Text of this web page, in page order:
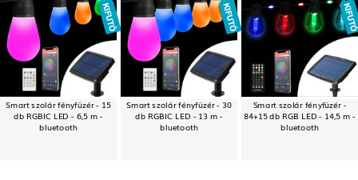
Smart szolár fényfüzér - 15
db RGBIC LED - 6,5 m -
bluetooth
Smart szolár fényfüzér - 30
db RGBIC LED - 13 m -
bluetooth
Smart szolár fényfüzér -
84+15 db RGB LED - 14,5 m -
bluetooth